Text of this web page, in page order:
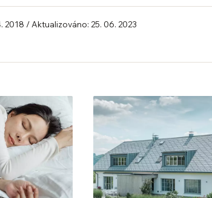
2018 / Aktualizováno: 25. 06. 2023